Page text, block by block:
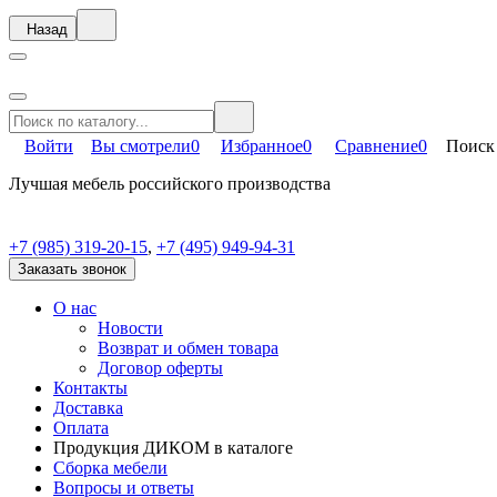
Назад
Войти Вы смотрели0 Избранное0 Сравнение0 Поиск
Лучшая мебель российского производства
+7 (985) 319-20-15, +7 (495) 949-94-31
Заказать звонок
О нас
Новости
Возврат и обмен товара
Договор оферты
Контакты
Доставка
Оплата
Продукция ДИКОМ в каталоге
Сборка мебели
Вопросы и ответы